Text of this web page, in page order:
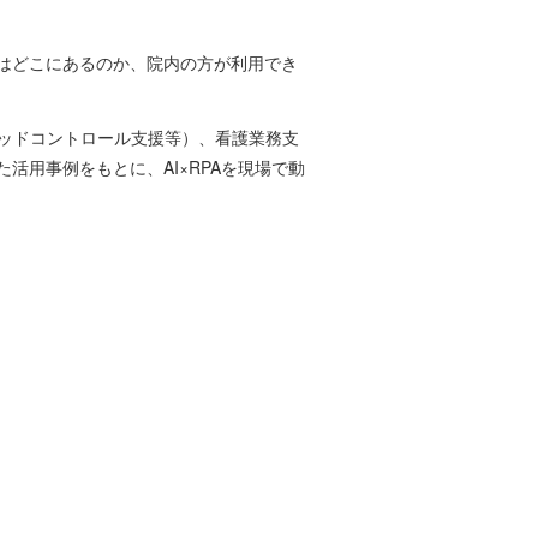
こにあるのか、院内の方が利用でき
ドコントロール支援等）、看護業務支
用事例をもとに、AI×RPAを現場で動